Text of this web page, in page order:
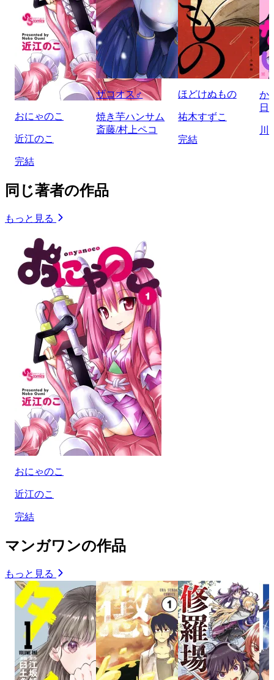
おにゃのこ
近江のこ
完結
ザコオス♂
焼き芋ハンサム
斎藤/村上ペコ
ほどけぬもの
祐木すずこ
完結
か
日
川
同じ著者の作品
もっと見る
おにゃのこ
近江のこ
完結
マンガワンの作品
もっと見る